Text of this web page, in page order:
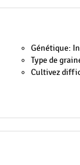
Génétique:
Type de
Cultivez